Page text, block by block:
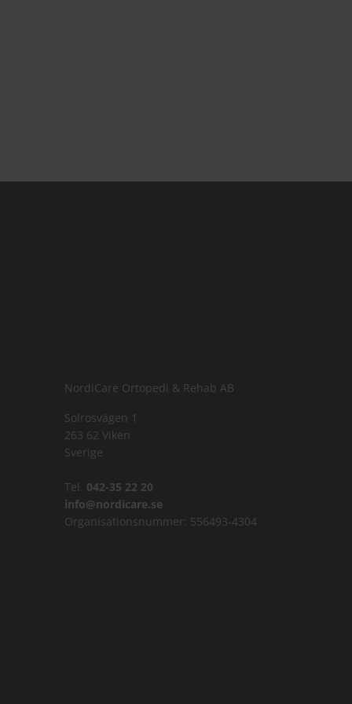
NordiCare Ortopedi & Rehab AB
Solrosvägen 1
263 62 Viken
Sverige
Tel. 042-35 22 20
info@nordicare.se
Organisationsnummer: 556493-4304